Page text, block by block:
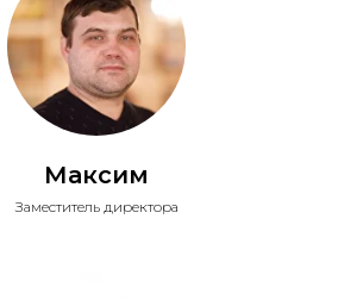
Максим
Заместитель директора